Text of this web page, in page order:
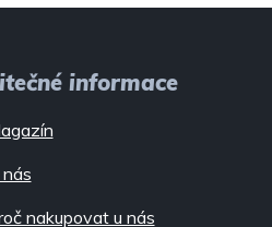
informace
nakupovat u nás